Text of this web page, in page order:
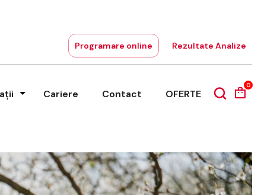
Programare online Rezultate Analize
Cariere Contact OFERTE
0